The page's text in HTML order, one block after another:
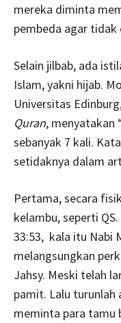
mereka diminta
pembeda agar tidak
Selain jilbab, ada
Islam, yakni hijab.
Universitas
Quran, menyatakan
sebanyak 7 kali.
setidaknya dalam
Pertama, secara
kelambu, seperti
33:53, kala itu Nabi
melangsungkan
Jahsy. Meski telah
pamit. Lalu turunlah
meminta para tamu